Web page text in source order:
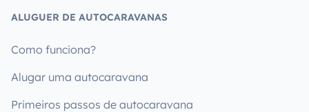
ALUGUER DE AUTOCARAVANAS
Como funciona?
Alugar uma autocaravana
Primeiros passos de autocaravana